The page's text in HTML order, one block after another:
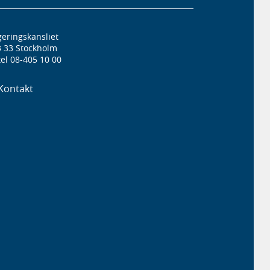
33 Stockholm
08-405 10 00